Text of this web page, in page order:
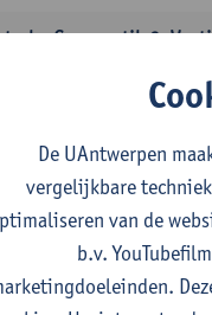
Grammatik 2,
Tanja
1E/2E SEM
studiepunten
Tanja
und
1E/2E SEM
studiepunten
De UAntwerpen
vergelijkbare
van de
b.v.